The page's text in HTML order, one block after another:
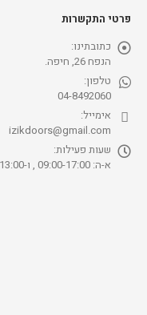
פרטי התקשרות
כתובתינו:
הנפח 26, חיפה.
טלפון:
04-8492060
אימייל:
izikdoors@gmail.com
שעות פעילות:
א-ה: 09:00-17:00 , ו-09:00-13:00